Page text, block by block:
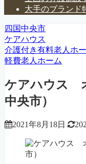
大手のブランド
四国中央市
ケアハウス
介護付き有料老人ホ
軽費老人ホーム
ケアハウス
中央市）
2021年8月18日